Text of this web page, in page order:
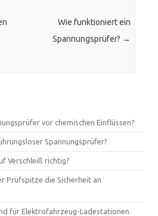
Wie funktioniert ein
Spannungsprüfer? →
vor chemischen Einflüssen?
Spannungsprüfer?
Verschleiß richtig?
Prüfspitze die Sicherheit an
für Elektrofahrzeug-Ladestationen